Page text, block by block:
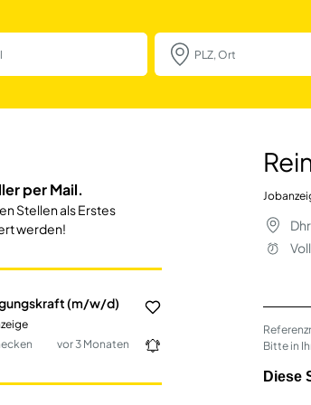
(m/
per Mail.
Stellen als Erstes
werden!
(m/w/d)
vor 3 Monaten Bitte in